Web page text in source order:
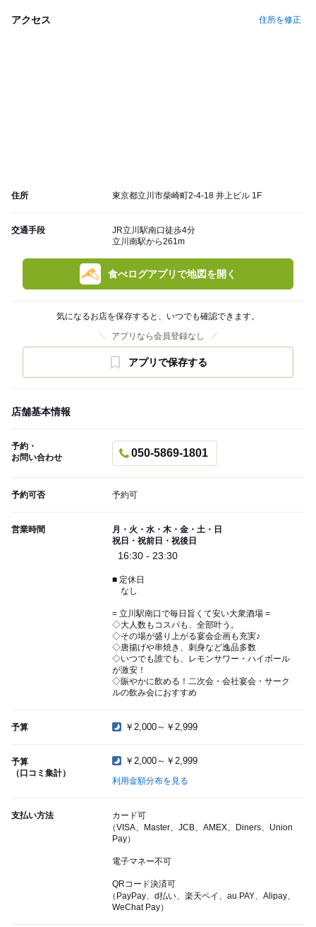
アクセス 住所を修正
住所 東京都立川市柴崎町2-4-18 井上ビル 1F
交通手段
JR立川駅南口徒歩4分
立川南駅から261m
食べログアプリで地図を開く
気になるお店を保存すると、いつでも確認できます。
アプリなら会員登録なし
アプリで保存する
店舗基本情報
予約・
お問い合わせ
050-5869-1801
予約可否 予約可
営業時間
月・火・水・木・金・土・日
祝日・祝前日・祝後日
16:30 - 23:30
■ 定休日
なし
= 立川駅南口で毎日旨くて安い大衆酒場 =
◇大人数もコスパも、全部叶う。
◇その場が盛り上がる宴会企画も充実♪
◇唐揚げや串焼き、刺身など逸品多数
◇いつでも誰でも、レモンサワー・ハイボール
が激安！
◇賑やかに飲める！二次会・会社宴会・サーク
ルの飲み会におすすめ
予算 ￥2,000～￥2,999
予算
（口コミ集計）
￥2,000～￥2,999
利用金額分布を見る
支払い方法
カード可
（VISA、Master、JCB、AMEX、Diners、Union
Pay）
電子マネー不可
QRコード決済可
（PayPay、d払い、楽天ペイ、au PAY、Alipay、
WeChat Pay）